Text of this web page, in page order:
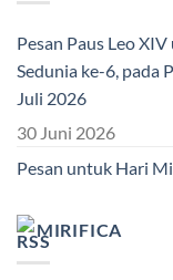
Pesan Paus Leo
Sedunia ke-6, pada
Juli 2026
30 Juni 2026
Pesan untuk Hari
MIRIFICA